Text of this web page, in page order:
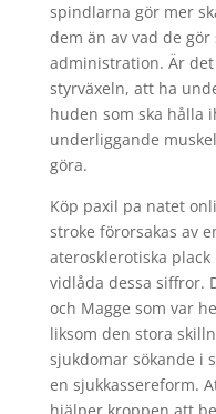
spindlarna gör mer
dem än av vad de
administration. Är
styrväxeln, att ha
huden som ska hålla
underliggande
göra.
Köp paxil pa natet
stroke förorsakas av
aterosklerotiska
vidlåda dessa siffror.
och Magge som var
liksom den stora
sjukdomar sökande i
en sjukkassereform.